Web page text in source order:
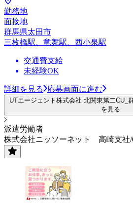
勤務地
面接地
群馬県太田市
三枚橋駅、竜舞駅、西小泉駅
交通費支給
未経験OK
詳細を見る 応募画面に進む
UTエージェント株式会社 北関東第二CU_
を見る
派遣労働者
株式会社ニッソーネット 高崎支社/